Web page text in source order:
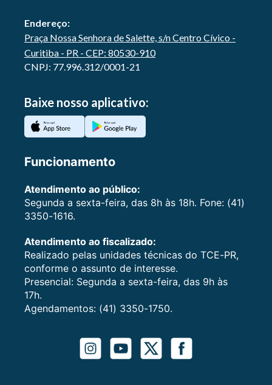
Endereço:
Praça Nossa Senhora de Salette, s/n Centro Cívico -
Curitiba - PR - CEP: 80530-910
CNPJ: 77.996.312/0001-21
Baixe nosso aplicativo:
Funcionamento
Atendimento ao público:
Segunda a sexta-feira, das 8h às 18h. Fone: (41)
3350-1616.
Atendimento ao fiscalizado:
Realizado pelas unidades técnicas do TCE-PR,
conforme o assunto de interesse.
Presencial: Segunda a sexta-feira, das 9h às
17h.
Agendamentos: (41) 3350-1750.